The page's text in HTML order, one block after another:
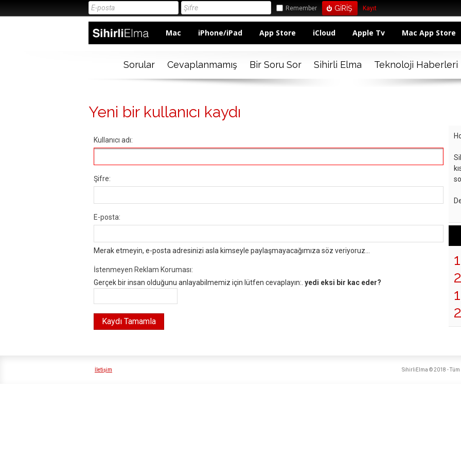
Remember Kayıt
Mac iPhone/iPad App Store iCloud Apple Tv Mac App Store
Sorular Cevaplanmamış Bir Soru Sor Sihirli Elma Teknoloji Haberleri
Yeni bir kullanıcı kaydı
Kullanıcı adı:
Şifre:
E-posta:
Merak etmeyin, e-posta adresinizi asla kimseyle paylaşmayacağımıza söz veriyoruz...
İstenmeyen Reklam Koruması:
Gerçek bir insan olduğunu anlayabilmemiz için lütfen cevaplayın:. yedi eksi bir kac eder?
İletişim SihirliElma © 2018 - Tüm